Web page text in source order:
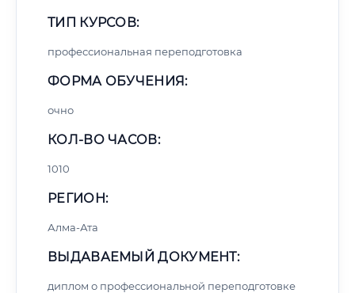
ТИП КУРСОВ:
профессиональная переподготовка
ФОРМА ОБУЧЕНИЯ:
очно
КОЛ-ВО ЧАСОВ:
1010
РЕГИОН:
Алма-Ата
ВЫДАВАЕМЫЙ ДОКУМЕНТ:
диплом о профессиональной переподготовке